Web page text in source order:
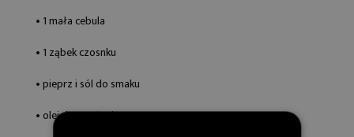
• 1 mała cebula
• 1 ząbek czosnku
• pieprz i sól do smaku
• olej do smażenia